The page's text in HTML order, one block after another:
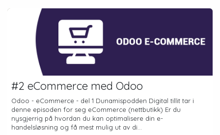
#2 eCommerce med Odoo
Odoo - eCommerce - del 1 Dunamispodden Digital tillit tar i
denne episoden for seg eCommerce (nettbutikk) Er du
nysgjerrig på hvordan du kan optimalisere din e-
handelsløsning og få mest mulig ut av di...